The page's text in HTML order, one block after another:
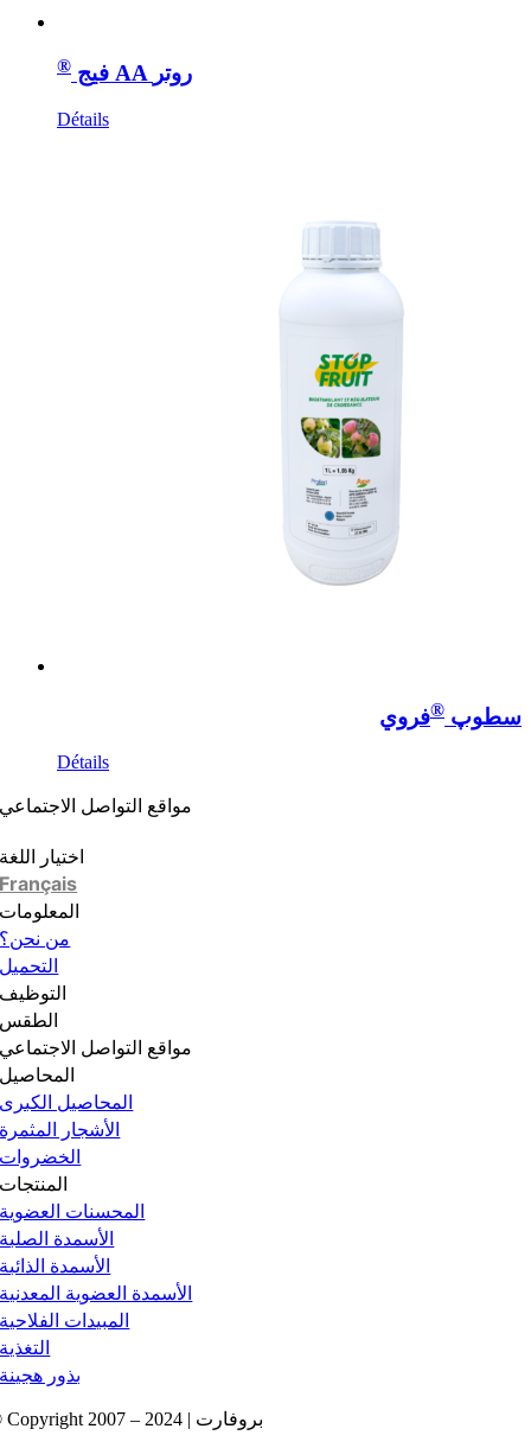
® فيج AA روتر
Détails
سطوپ ®فروي
Détails
مواقع التواصل الاجتماعي
اختيار اللغة
Français
المعلومات
من نحن؟
التحميل
التوظيف
الطقس
مواقع التواصل الاجتماعي
المحاصيل
المحاصيل الكبرى
الأشجار المثمرة
الخضروات
المنتجات
المحسنات العضوية
الأسمدة الصلبة
الأسمدة الذائبة
الأسمدة العضوية المعدنية
المبيدات الفلاحية
التغذية
بذور هجينة
© Copyright 2007 – 2024 | بروفارت